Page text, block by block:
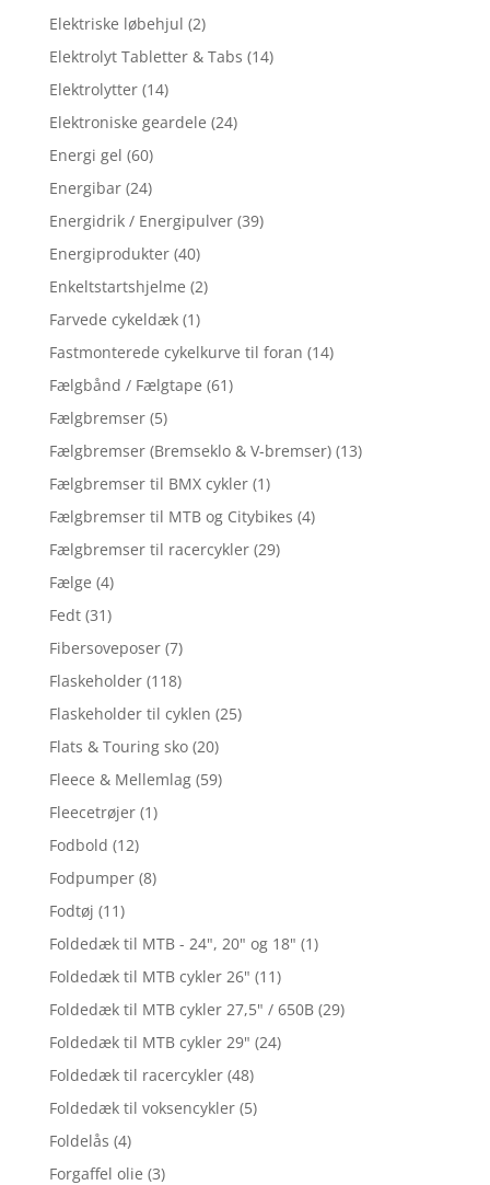
Elektriske løbehjul (2)
Elektrolyt Tabletter & Tabs (14)
Elektrolytter (14)
Elektroniske geardele (24)
Energi gel (60)
Energibar (24)
Energidrik / Energipulver (39)
Energiprodukter (40)
Enkeltstartshjelme (2)
Farvede cykeldæk (1)
Fastmonterede cykelkurve til foran (14)
Fælgbånd / Fælgtape (61)
Fælgbremser (5)
Fælgbremser (Bremseklo & V-bremser) (13)
Fælgbremser til BMX cykler (1)
Fælgbremser til MTB og Citybikes (4)
Fælgbremser til racercykler (29)
Fælge (4)
Fedt (31)
Fibersoveposer (7)
Flaskeholder (118)
Flaskeholder til cyklen (25)
Flats & Touring sko (20)
Fleece & Mellemlag (59)
Fleecetrøjer (1)
Fodbold (12)
Fodpumper (8)
Fodtøj (11)
Foldedæk til MTB - 24", 20" og 18" (1)
Foldedæk til MTB cykler 26" (11)
Foldedæk til MTB cykler 27,5" / 650B (29)
Foldedæk til MTB cykler 29" (24)
Foldedæk til racercykler (48)
Foldedæk til voksencykler (5)
Foldelås (4)
Forgaffel olie (3)